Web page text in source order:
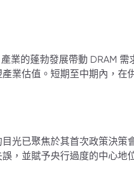
政策觀望期，重點將放在維持
業的蓬勃發展帶動 DRAM 需
業估值。短期至中期內，在
光已聚焦於其首次政策決策
，並賦予央行過度的中心地
賴，並強化對經濟基本面的關